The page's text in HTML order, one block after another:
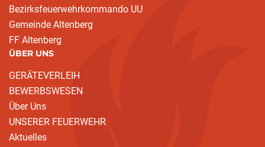
Bezirksfeuerwehrkommando UU
Gemeinde Altenberg
FF Altenberg
ÜBER UNS
GERÄTEVERLEIH
BEWERBSWESEN
Über Uns
UNSERER FEUERWEHR
Aktuelles